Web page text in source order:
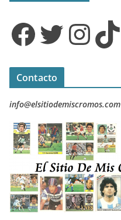
Facebook Twitter InstagramTikTok
Contacto
info@elsitiodemiscromos.com